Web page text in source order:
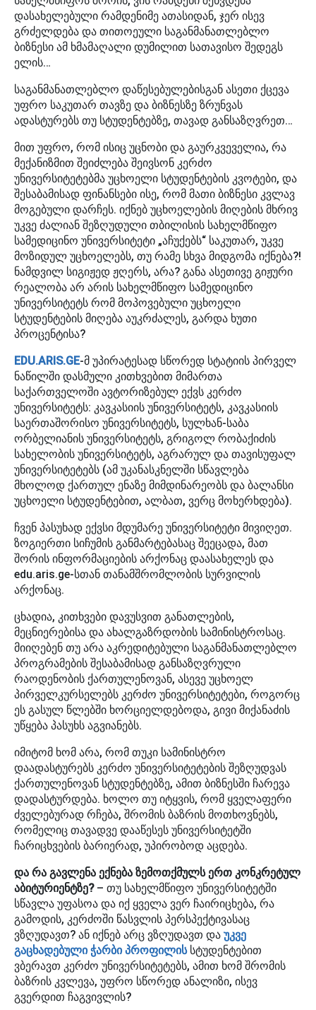
დასახელებული რამდენიმე ათასიდან, ჯერ ისევ
გრძელდება და თითოეული საგანმანათლებლო
ბიზნესი ამ ხმამაღალი დუმილით სათავისო შედეგს
ელის…
საგანმანათლებლო დაწესებულებისგან ასეთი ქცევა
უფრო საკუთარ თავზე და ბიზნესზე ზრუნვას
ადასტურებს თუ სტუდენტებზე, თავად განსაზღვრეთ…
მით უფრო, რომ ისიც უცნობი და გაურკვეველია, რა
მექანიზმით შეიძლება შეივსონ კერძო
უნივერსიტეტებმა უცხოელი სტუდენტების კვოტები, და
შესაბამისად ფინანსები ისე, რომ მათი ბიზნესი კვლავ
მოგებული დარჩეს. იქნებ უცხოელების მიღების მხრივ
უკვე ძალიან შეზღუდული თბილისის სახელმწიფო
სამედიცინო უნივერსიტეტი „აჩუქებს“ საკუთარ, უკვე
მოზიდულ უცხოელებს, თუ რამე სხვა მიდგომა იქნება?!
ნამდვილ სიგიჟედ ჟღერს, არა? განა ასეთივე გიჟური
რეალობა არ არის სახელმწიფო სამედიცინო
უნივერსიტეტს რომ მოპოვებული უცხოელი
სტუდენტების მიღება აუკრძალეს, გარდა ხუთი
პროცენტისა?
EDU.ARIS.GE-მ უპირატესად სწორედ სტატიის პირველ
ნაწილში დასმული კითხვებით მიმართა
საქართველოში ავტორიზებულ ექვს კერძო
უნივერსიტეტს: კავკასიის უნივერსიტეტს, კავკასიის
საერთაშორისო უნივერსიტეტს, სულხან-საბა
ორბელიანის უნივერსიტეტს, გრიგოლ რობაქიძის
სახელობის უნივერსიტეტს, აგრარულ და თავისუფალ
უნივერსიტეტებს (ამ უკანასკნელში სწავლება
მხოლოდ ქართულ ენაზე მიმდინარეობს და ბალანსი
უცხოელი სტუდენტებით, ალბათ, ვერც მოხერხდება).
ჩვენ პასუხად ექვსი მდუმარე უნივერსიტეტი მივიღეთ.
ზოგიერთი სიჩუმის განმარტებასაც შეეცადა, მათ
შორის ინფორმაციების არქონაც დაასახელეს და
edu.aris.ge-სთან თანამშრომლობის სურვილის
არქონაც.
ცხადია, კითხვები დავუსვით განათლების,
მეცნიერებისა და ახალგაზრდობის სამინისტროსაც.
მიიღებენ თუ არა აკრედიტებული საგანმანათლებლო
პროგრამების შესაბამისად განსაზღვრული
რაოდენობის ქართულენოვან, ასევე უცხოელ
პირველკურსელებს კერძო უნივერსიტეტები, როგორც
ეს გასულ წლებში ხორციელდებოდა, გივი მიქანაძის
უწყება პასუხს აგვიანებს.
იმიტომ ხომ არა, რომ თუკი სამინისტრო
დაადასტურებს კერძო უნივერსიტეტების შეზღუდვას
ქართულენოვან სტუდენტებზე, ამით ბიზნესში ჩარევა
დადასტურდება. ხოლო თუ იტყვის, რომ ყველაფერი
ძველებურად რჩება, შრომის ბაზრის მოთხოვნებს,
რომელიც თავადვე დააწესეს უნივერსიტეტში
ჩარიცხვების ბარიერად, უპირობოდ აცდება.
და რა გავლენა ექნება ზემოთქმულს ერთ კონკრეტულ
აბიტურიენტზე?– თუ სახელმწიფო უნივერსიტეტში
სწავლა უფასოა და იქ ყველა ვერ ჩაირიცხება, რა
გამოდის, კერძოში წასვლის პერსპექტივასაც
ვზღუდავთ? ან იქნებ არც ვზღუდავთ და უკვე
გაცხადებული ჭარბი პროფილისსტუდენტებით
ვბერავთ კერძო უნივერსიტეტებს, ამით ხომ შრომის
ბაზრის კვლევა, უფრო სწორედ ანალიზი, ისევ
გვერდით ჩაგვივლის?